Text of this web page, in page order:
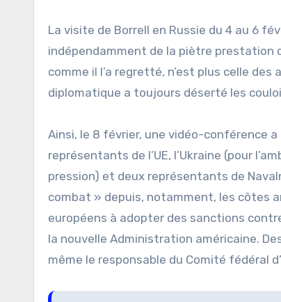
La visite de Borrell en Russie du 4 au 6
indépendamment de la piètre prestation
comme il l’a regretté, n’est plus celle
diplomatique a toujours déserté les
Ainsi, le 8 février, une vidéo-conférence
représentants de l’UE, l’Ukraine (pour
pression) et deux représentants de
combat » depuis, notamment, les côtes
européens à adopter des sanctions
la nouvelle Administration américaine.
même le responsable du Comité fédéral